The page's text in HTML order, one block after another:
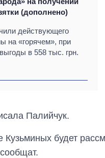
(дополнено)
действующего
на «горячем», при
в 558 тыс. грн.
Палийчук.
Кузьминых будет